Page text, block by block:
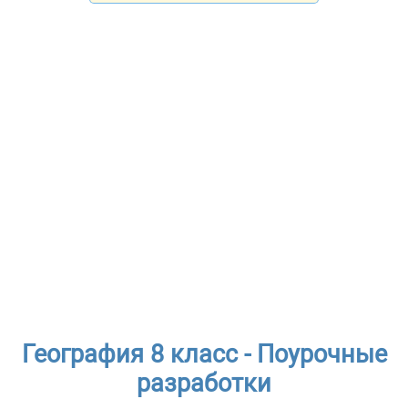
География 8 класс - Поурочные
разработки